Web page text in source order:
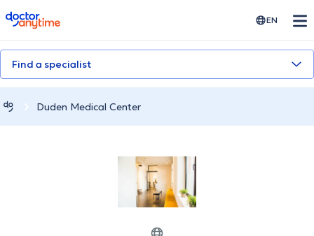
doctoranytime EN
Find a specialist
Duden Medical Center